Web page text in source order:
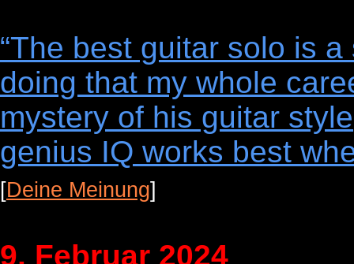
“The best guitar solo is
doing that my whole
mystery of his guitar
genius IQ works best
[Deine Meinung]
9. Februar 2024